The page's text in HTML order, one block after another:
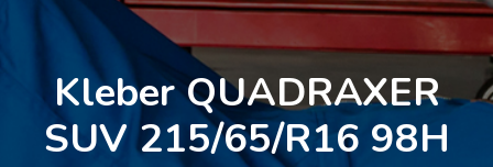
Kleber QUADRAXER
SUV 215/65/R16 98H